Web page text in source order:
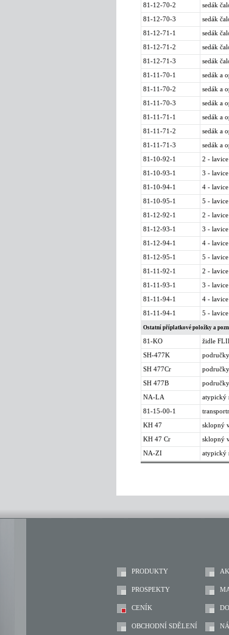
81-12-70-2 sedák
81-12-70-3 sedák
81-12-71-1 sedák
81-12-71-2 sedák
81-12-71-3 sedák
81-11-70-1 sedák a
81-11-70-2 sedák a
81-11-70-3 sedák a
81-11-71-1 sedák a
81-11-71-2 sedák a
81-11-71-3 sedák a
81-10-92-1 2 - lavice
81-10-93-1 3 - lavice
81-10-94-1 4 - lavice
81-10-95-1 5 - lavice
81-12-92-1 2 - lavice
81-12-93-1 3 - lavice
81-12-94-1 4 - lavice
81-12-95-1 5 - lavice
81-11-92-1 2 - lavice
81-11-93-1 3 - lavice
81-11-94-1 4 - lavice
81-11-94-1 5 - lavice
Ostatní příplatkové položky a
81-KO židle
SH-477K
SH 477Cr
SH 477B
NA-LA atypický
81-15-00-1
KH 47 sklopný
KH 47 Cr sklopný
NA-ZI atypický
PRODUKTY
PROSPEKTY
CENÍK
OBCHODNÍ SDĚLENÍ